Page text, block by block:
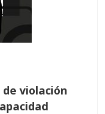
violación